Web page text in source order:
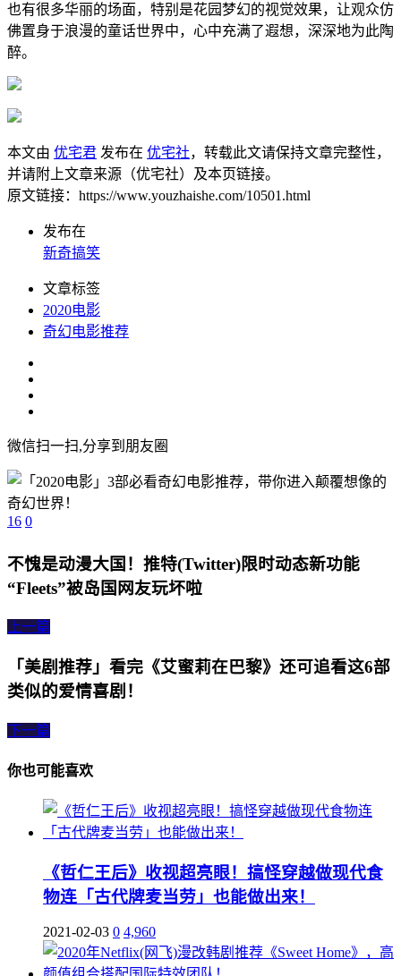
也有很多华丽的场面，特别是花园梦幻的视觉效果，让观众仿
佛置身于浪漫的童话世界中，心中充满了遐想，深深地为此陶
醉。
本文由 优宅君 发布在 优宅社，转载此文请保持文章完整性，
并请附上文章来源（优宅社）及本页链接。
原文链接：https://www.youzhaishe.com/10501.html
发布在
新奇搞笑
文章标签
2020电影
奇幻电影推荐
微信扫一扫,分享到朋友圈
16 0
不愧是动漫大国！推特(Twitter)限时动态新功能
“Fleets”被岛国网友玩坏啦
上一篇
「美剧推荐」看完《艾蜜莉在巴黎》还可追看这6部
类似的爱情喜剧！
下一篇
你也可能喜欢
《哲仁王后》收视超亮眼！搞怪穿越做现代食
物连「古代牌麦当劳」也能做出来！
2021-02-03 0 4,960